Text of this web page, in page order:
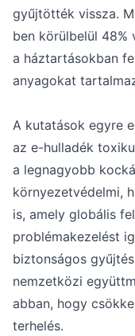
gyűjtötték vissza.
ben körülbelül 48%
a háztartásokban
anyagokat
A kutatások egyre
az e-hulladék
a legnagyobb
környezetvédelmi,
is, amely globális
problémakezelést
biztonságos
nemzetközi
abban, hogy
terhelés.